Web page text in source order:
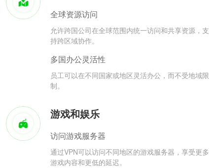
全球资源访问
允许跨国公司在全球范围内统一访问和共享资源，支
持跨区域协作。
多国办公灵活性
员工可以在不同国家或地区灵活办公，而不受地域限
制。
游戏和娱乐
访问游戏服务器
通过VPN可以访问不同地区的游戏服务器，享受更多
游戏内容和更低的延迟。